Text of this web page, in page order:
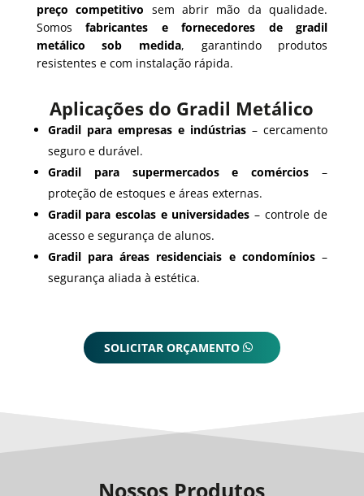
preço competitivo sem abrir mão da qualidade.
Somosfabricantes e fornecedores de gradil
metálico sob medida, garantindo produtos
resistentes e com instalação rápida.
Aplicações do Gradil Metálico
Gradil para empresas e indústrias – cercamento
seguro e durável.
Gradil para supermercados e comércios –
proteção de estoques e áreas externas.
Gradil para escolas e universidades – controle de
acesso e segurança de alunos.
Gradil para áreas residenciais e condomínios–
segurança aliada à estética.
SOLICITAR ORÇAMENTO
Nossos Produtos